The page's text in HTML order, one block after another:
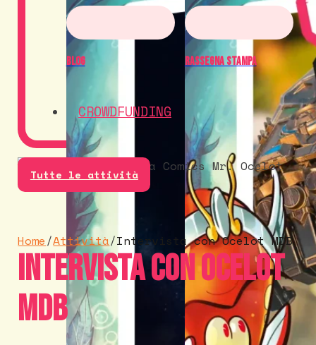
Blog Rassegna Stampa
CROWDFUNDING
Tutte le attività
Home/Attività/Intervista con Ocelot MDB
Intervista con Ocelot
MDB